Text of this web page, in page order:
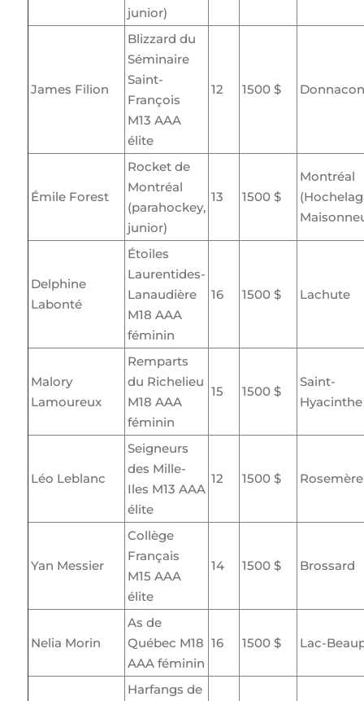
junior)
James Filion
Blizzard du
Séminaire
Saint-
François
M13 AAA
élite
12 1500 $
Émile Forest
Rocket de
Montréal
(parahockey,
junior)
13 1500 $
Montréal
Delphine
Labonté
Étoiles
Laurentides-
Lanaudière
M18 AAA
féminin
16 1500 $ Lachute
Malory
Lamoureux
Remparts
du Richelieu
M18 AAA
féminin
15 1500 $
Saint-
Hyacinthe
Léo Leblanc
Seigneurs
des Mille-
Iles M13 AAA
élite
12 1500 $ Rosemère
Yan Messier
Collège
Français
M15 AAA
élite
14 1500 $ Brossard
Nelia Morin
As de
Québec M18
AAA féminin
16 1500 $ Lac-
Harfangs de